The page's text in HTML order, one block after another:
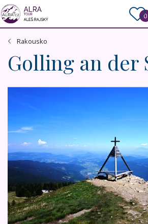
0
Rakousko
Golling an der
Malebné Korutany s korutanskou